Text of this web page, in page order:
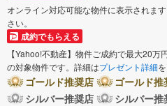
オンライン対応可能な物件に表示されま
さい。
成約でもらえる
【Yahoo!不動産】物件ご成約で最大20万
の対象物件です。詳細はプレゼント詳細
ゴールド推奨店
ゴールド
シルバー推奨店
シルバー